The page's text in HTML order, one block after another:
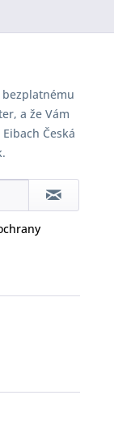
a že Vám
Česká